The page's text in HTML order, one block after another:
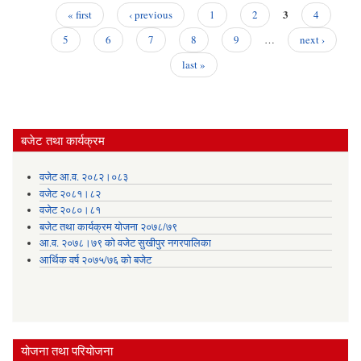
« first ‹ previous 1 2 3
4
5
6 7 8 9 …
next ›
last »
बजेट तथा कार्यक्रम
वजेट आ.व. २०८२।०८३
वजेट २०८१।८२
वजेट २०८०।८१
बजेट तथा कार्यक्रम योजना २०७८/७९
आ.व. २०७८।७९ को वजेट सुखीपुर नगरपालिका
आर्थिक वर्ष २०७५/७६ को बजेट
योजना तथा परियोजना